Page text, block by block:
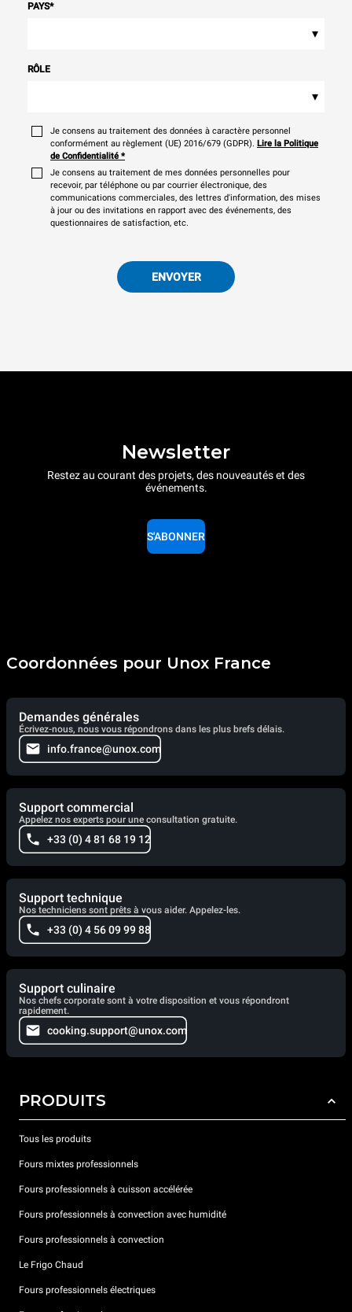
PAYS*
▾
RÔLE
▾
Je consens au traitement des données à caractère personnel
conformément au règlement (UE) 2016/679 (GDPR). Lire la Politique
de Confidentialité *
Je consens au traitement de mes données personnelles pour
recevoir, par téléphone ou par courrier électronique, des
communications commerciales, des lettres d'information, des mises
à jour ou des invitations en rapport avec des événements, des
questionnaires de satisfaction, etc.
ENVOYER
Newsletter
Restez au courant des projets, des nouveautés et des
événements.
S'ABONNER
Coordonnées pour Unox France
Demandes générales
Écrivez-nous, nous vous répondrons dans les plus brefs délais.
info.france@unox.com
Support commercial
Appelez nos experts pour une consultation gratuite.
+33 (0) 4 81 68 19 12
Support technique
Nos techniciens sont prêts à vous aider. Appelez-les.
+33 (0) 4 56 09 99 88
Support culinaire
Nos chefs corporate sont à votre disposition et vous répondront
rapidement.
cooking.support@unox.com
PRODUITS
Tous les produits
Fours mixtes professionnels
Fours professionnels à cuisson accélérée
Fours professionnels à convection avec humidité
Fours professionnels à convection
Le Frigo Chaud
Fours professionnels électriques